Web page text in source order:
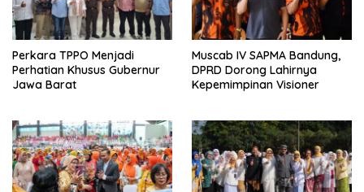
Perkara TPPO Menjadi
Perhatian Khusus Gubernur
Jawa Barat
Muscab IV SAPMA Bandung,
DPRD Dorong Lahirnya
Kepemimpinan Visioner